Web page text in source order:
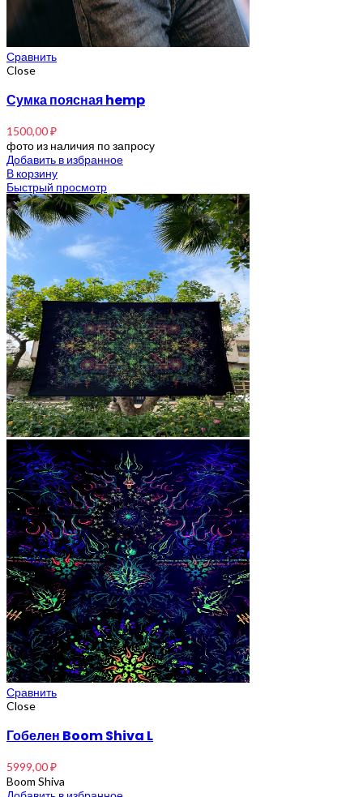
Сравнить
Close
Сумка поясная hemp
1500,00₽
фото из наличия по запросу
Добавить в избранное
В корзину
Быстрый просмотр
Сравнить
Close
Гобелен Boom Shiva L
5999,00₽
Boom Shiva